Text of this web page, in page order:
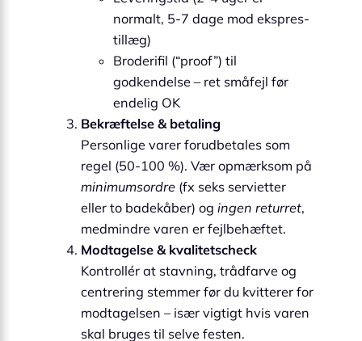
normalt, 5-7 dage mod ekspres­
tillæg)
Broderifil (“proof”) til
godkendelse – ret småfejl før
endelig OK
Bekræftelse & betaling
Personlige varer forudbetales som
regel (50-100 %). Vær opmærksom på
minimumsordre (fx seks servietter
eller to badekåber) og ingen returret,
medmindre varen er fejlbehæftet.
Modtagelse & kvalitets­check
Kontrollér at stavning, trådfarve og
centrer­ing stemmer før du kvitterer for
modtagelsen – især vigtigt hvis varen
skal bruges til selve festen.